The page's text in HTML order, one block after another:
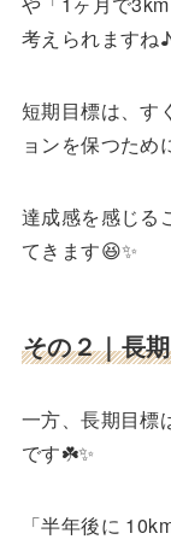
考えられますね♪
短期目標は、す
ョンを保つため
達成感を感じる
てきます😆✨
その２｜長
一方、長期目標
です☘️✨
「半年後に